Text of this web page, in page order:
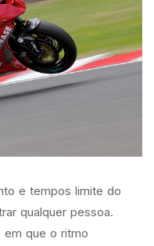
e tempos limite do
qualquer pessoa.
em que o ritmo